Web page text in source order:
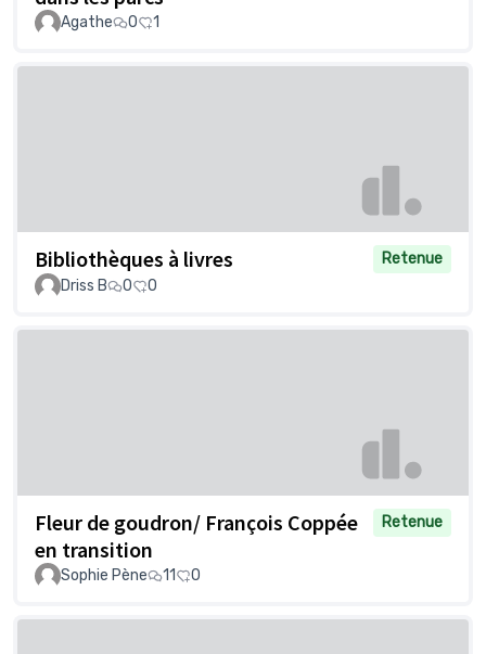
Agathe 0 1
Bibliothèques à livres
Retenue
Driss B
0 0
Fleur de goudron/ François Coppée
en transition
Retenue
Sophie Pène 11 0